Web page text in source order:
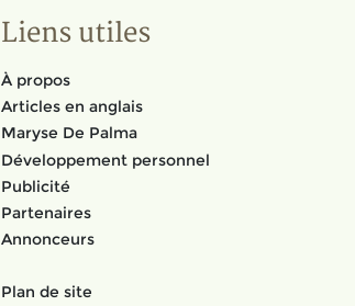
Liens utiles
À propos
Articles en anglais
Maryse De Palma
Développement personnel
Publicité
Partenaires
Annonceurs
Plan de site